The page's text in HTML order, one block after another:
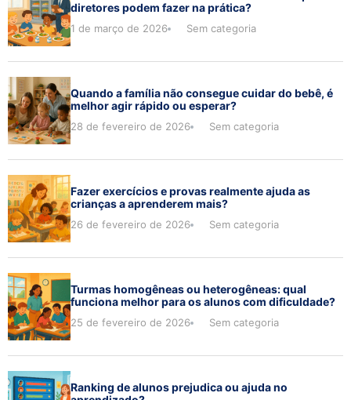
diretores podem fazer na prática?
1 de março de 2026 Sem categoria
Quando a família não consegue cuidar do bebê, é
melhor agir rápido ou esperar?
28 de fevereiro de 2026 Sem categoria
Fazer exercícios e provas realmente ajuda as
crianças a aprenderem mais?
26 de fevereiro de 2026 Sem categoria
Turmas homogêneas ou heterogêneas: qual
funciona melhor para os alunos com dificuldade?
25 de fevereiro de 2026 Sem categoria
Ranking de alunos prejudica ou ajuda no